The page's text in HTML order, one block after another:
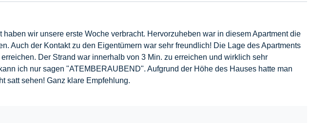
wir unsere erste Woche verbracht. Hervorzuheben war in diesem Apartment die
Auch der Kontakt zu den Eigentümern war sehr freundlich! Die Lage des Apartments
Der Strand war innerhalb von 3 Min. zu erreichen und wirklich sehr
ich nur sagen "ATEMBERAUBEND". Aufgrund der Höhe des Hauses hatte man
satt sehen! Ganz klare Empfehlung.